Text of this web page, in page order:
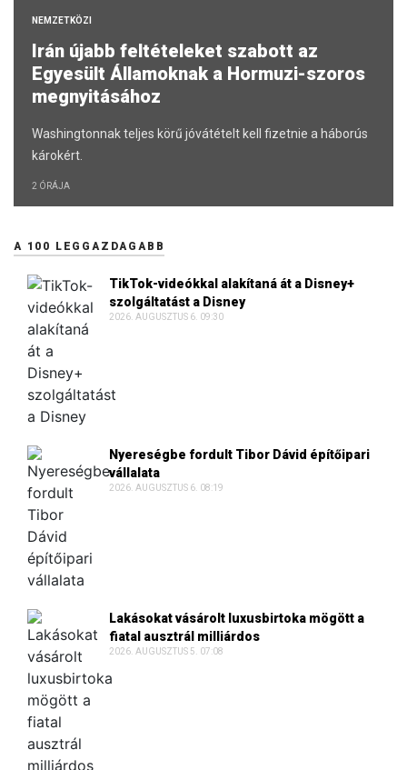
NEMZETKÖZI
Irán újabb feltételeket szabott az
Egyesült Államoknak a Hormuzi-szoros
megnyitásához
Washingtonnak teljes körű jóvátételt kell fizetnie a háborús
károkért.
2 ÓRÁJA
A 100 LEGGAZDAGABB
TikTok-videókkal alakítaná át a Disney+
szolgáltatást a Disney
2026. AUGUSZTUS 6. 09:30
Nyereségbe fordult Tibor Dávid építőipari
vállalata
2026. AUGUSZTUS 6. 08:19
Lakásokat vásárolt luxusbirtoka mögött a
fiatal ausztrál milliárdos
2026. AUGUSZTUS 5. 07:08